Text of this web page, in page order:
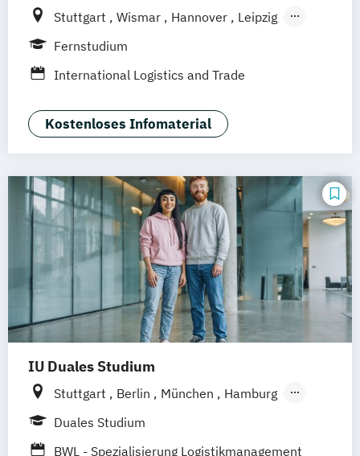
Stuttgart Wismar Hannover
Leipzig
Frankfurt am Main
Nürnberg
Fernstudium
International Logistics and Trade
Kostenloses Infomaterial
IU Duales Studium
Stuttgart Berlin München
Hamburg
Frankfurt am Main
Duales Studium
BWL - Spezialisierung Logistikmanagement